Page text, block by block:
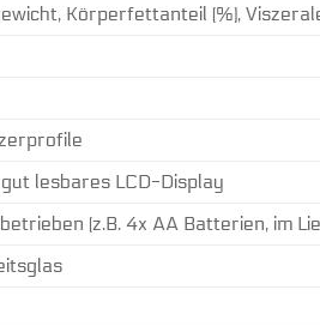
Körperfettanteil (%),
lesbares LCD-Display
(z.B. 4x AA Batterien, im